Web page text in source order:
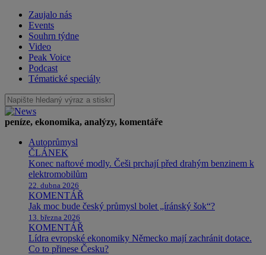
Zaujalo nás
Events
Souhrn týdne
Video
Peak Voice
Podcast
Tématické speciály
peníze, ekonomika, analýzy, komentáře
Autoprůmysl
ČLÁNEK
Konec naftové modly. Češi prchají před drahým benzinem k
elektromobilům
22. dubna 2026
KOMENTÁŘ
Jak moc bude český průmysl bolet „íránský šok“?
13. března 2026
KOMENTÁŘ
Lídra evropské ekonomiky Německo mají zachránit dotace.
Co to přinese Česku?